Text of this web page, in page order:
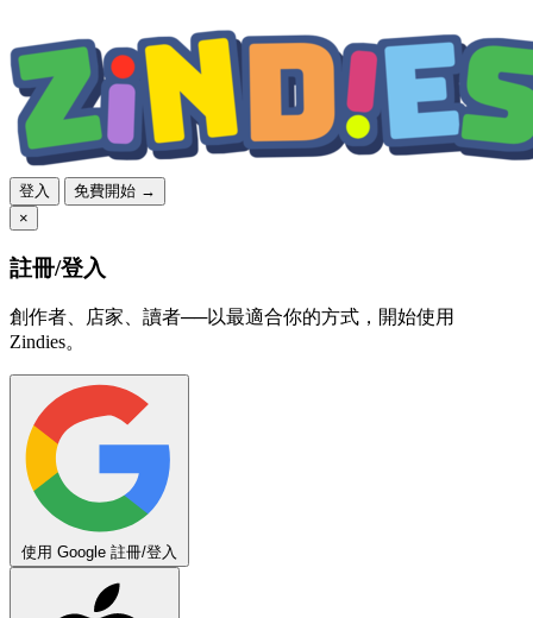
登入
免費開始 →
×
註冊/登入
創作者、店家、讀者──以最適合你的方式，開始使用
Zindies。
使用 Google 註冊/登入